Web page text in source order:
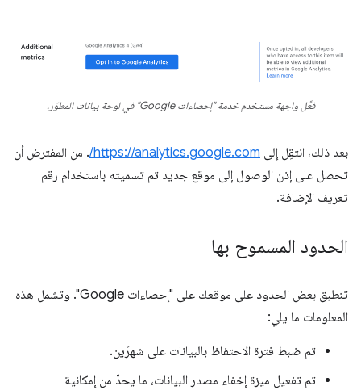
فعِّل واجهة مستخدم خدمة "إحصاءات Google" في لوحة بيانات المطوّر.
بعد ذلك، انتقِل إلى https://analytics.google.com/ . من المفترض أن
تحصل على إذن الوصول إلى موقع جديد تم تسميته باستخدام رقم
تعريف الإضافة.
الحدود المسموح بها
تنطبق بعض الحدود على موقعك على "إحصاءات Google". وتشمل هذه
المعلومات ما يلي:
تم ضبط فترة الاحتفاظ بالبيانات على شهرَين.
تم تفعيل ميزة إخفاء مصدر البيانات، ما يحدّ من إمكانية